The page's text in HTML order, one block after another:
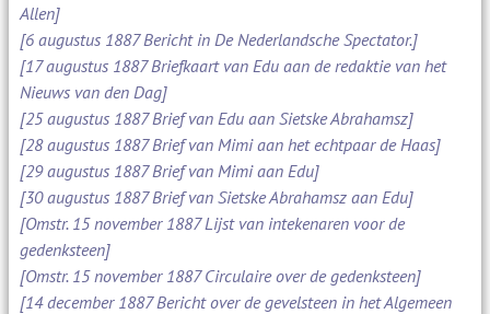
Allen]
[6 augustus 1887 Bericht in De Nederlandsche Spectator.]
[17 augustus 1887 Briefkaart van Edu aan de redaktie van het
Nieuws van den Dag]
[25 augustus 1887 Brief van Edu aan Sietske Abrahamsz]
[28 augustus 1887 Brief van Mimi aan het echtpaar de Haas]
[29 augustus 1887 Brief van Mimi aan Edu]
[30 augustus 1887 Brief van Sietske Abrahamsz aan Edu]
[Omstr. 15 november 1887 Lijst van intekenaren voor de
gedenksteen]
[Omstr. 15 november 1887 Circulaire over de gedenksteen]
[14 december 1887 Bericht over de gevelsteen in het Algemeen